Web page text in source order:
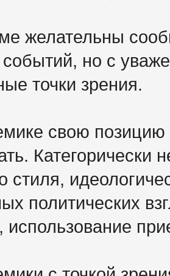
желательны
но с
точки зрения.
свою
Категорически
стиля,
политических
использование